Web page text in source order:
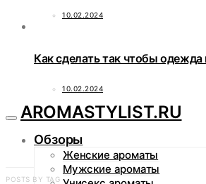
10.02.2024
Как сделать так чтобы одежда
10.02.2024
AROMASTYLIST.RU
Обзоры
Женские ароматы
Мужские ароматы
POSTS BY TAG